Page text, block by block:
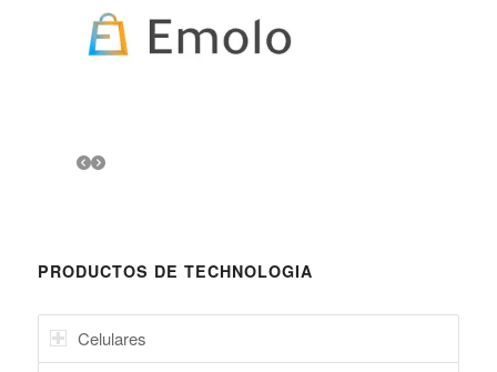
PRODUCTOS DE TECHNOLOGIA
Celulares